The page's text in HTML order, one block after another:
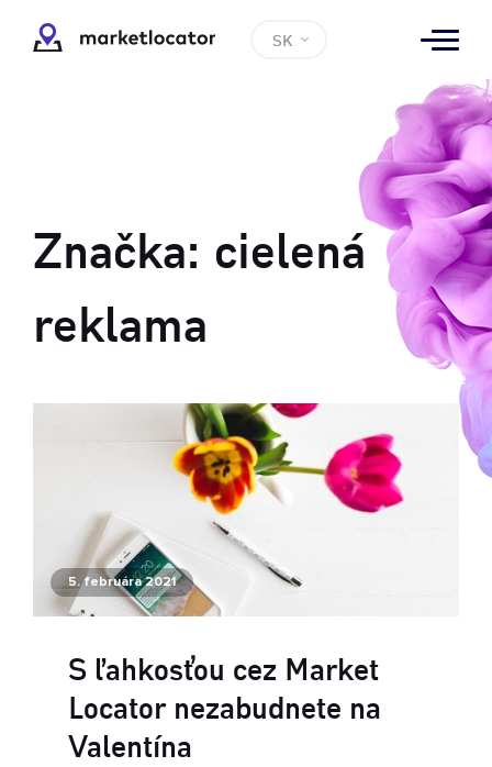
SK
Značka: cielená
reklama
5. februára 2021
S ľahkosťou cez Market
Locator nezabudnete na
Valentína